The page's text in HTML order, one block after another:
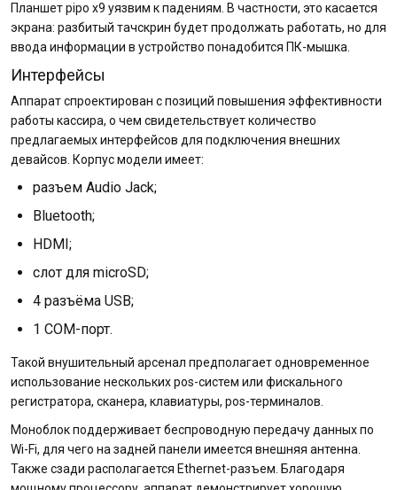
Планшет pipo x9 уязвим к падениям. В частности, это касается
экрана: разбитый тачскрин будет продолжать работать, но для
ввода информации в устройство понадобится ПК-мышка.
Интерфейсы
Аппарат спроектирован с позиций повышения эффективности
работы кассира, о чем свидетельствует количество
предлагаемых интерфейсов для подключения внешних
девайсов. Корпус модели имеет:
разъем Audio Jack;
Bluetooth;
HDMI;
слот для microSD;
4 разъёма USB;
1 СОМ-порт.
Такой внушительный арсенал предполагает одновременное
использование нескольких pos-систем или фискального
регистратора, сканера, клавиатуры, pos-терминалов.
Моноблок поддерживает беспроводную передачу данных по
Wi-Fi, для чего на задней панели имеется внешняя антенна.
Также сзади располагается Ethernet-разъем. Благодаря